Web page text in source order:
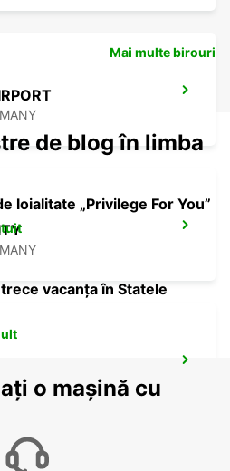
Mai multe birouri
de blog în limba
loialitate „Privilege For You”
vacanța în Statele
o mașină cu